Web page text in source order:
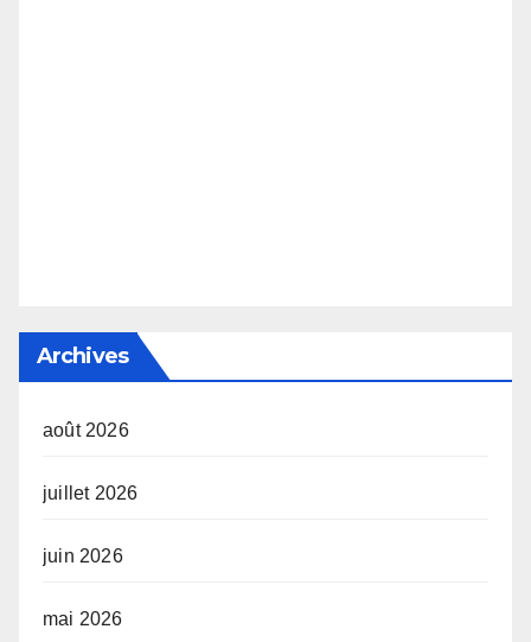
Archives
août 2026
juillet 2026
juin 2026
mai 2026